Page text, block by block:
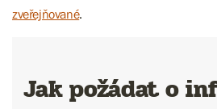
zveřejňované.
Jak požádat o